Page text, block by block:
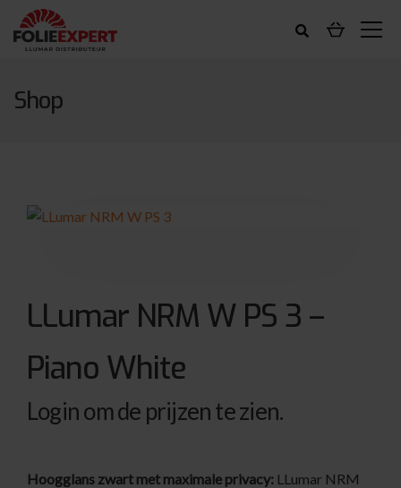
Shop
LLumar NRM W PS 3 –
Piano White
Login om de prijzen te zien.
Hoogglans zwart met maximale privacy: LLumar NRM